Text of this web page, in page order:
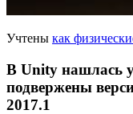
Учтены как
В Unity нашлась
подвержены
2017.1